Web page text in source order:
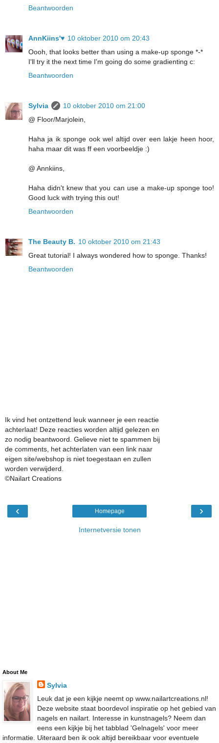
Beantwoorden
AnnKiins'♥ 10 oktober 2010 om 20:43
Oooh, that looks better than using a make-up sponge *-*
I'll try it the next time I'm going do some gradienting c:
Beantwoorden
Sylvia
10 oktober 2010 om 21:00
@ Floor/Marjolein,
Haha ja ik sponge ook wel altijd over een lakje heen hoor,
haha maar dit was ff een voorbeeldje :)
@ Annkiins,
Haha didn't knew that you can use a make-up sponge too!
Good luck with trying this out!
Beantwoorden
The Beauty B. 10 oktober 2010 om 21:43
Great tutorial! I always wondered how to sponge. Thanks!
Beantwoorden
Ik vind het ontzettend leuk wanneer je een reactie
achterlaat! Deze reacties worden altijd gelezen en
zo nodig beantwoord. Gelieve niet te spammen bij
de comments, het achterlaten van een link naar
eigen site/webshop is niet toegestaan en zullen
worden verwijderd.
©Nailart Creations
‹ ›
Homepage
Internetversie tonen
About Me
Sylvia
Leuk dat je een kijkje neemt op www.nailartcreations.nl!
Deze website staat boordevol inspiratie op het gebied van
nagels en nailart. Interesse in kunstnagels? Neem dan
eens een kijkje bij het tabblad 'Gelnagels' voor meer
informatie. Uiteraard ben ik ook altijd bereikbaar voor eventuele